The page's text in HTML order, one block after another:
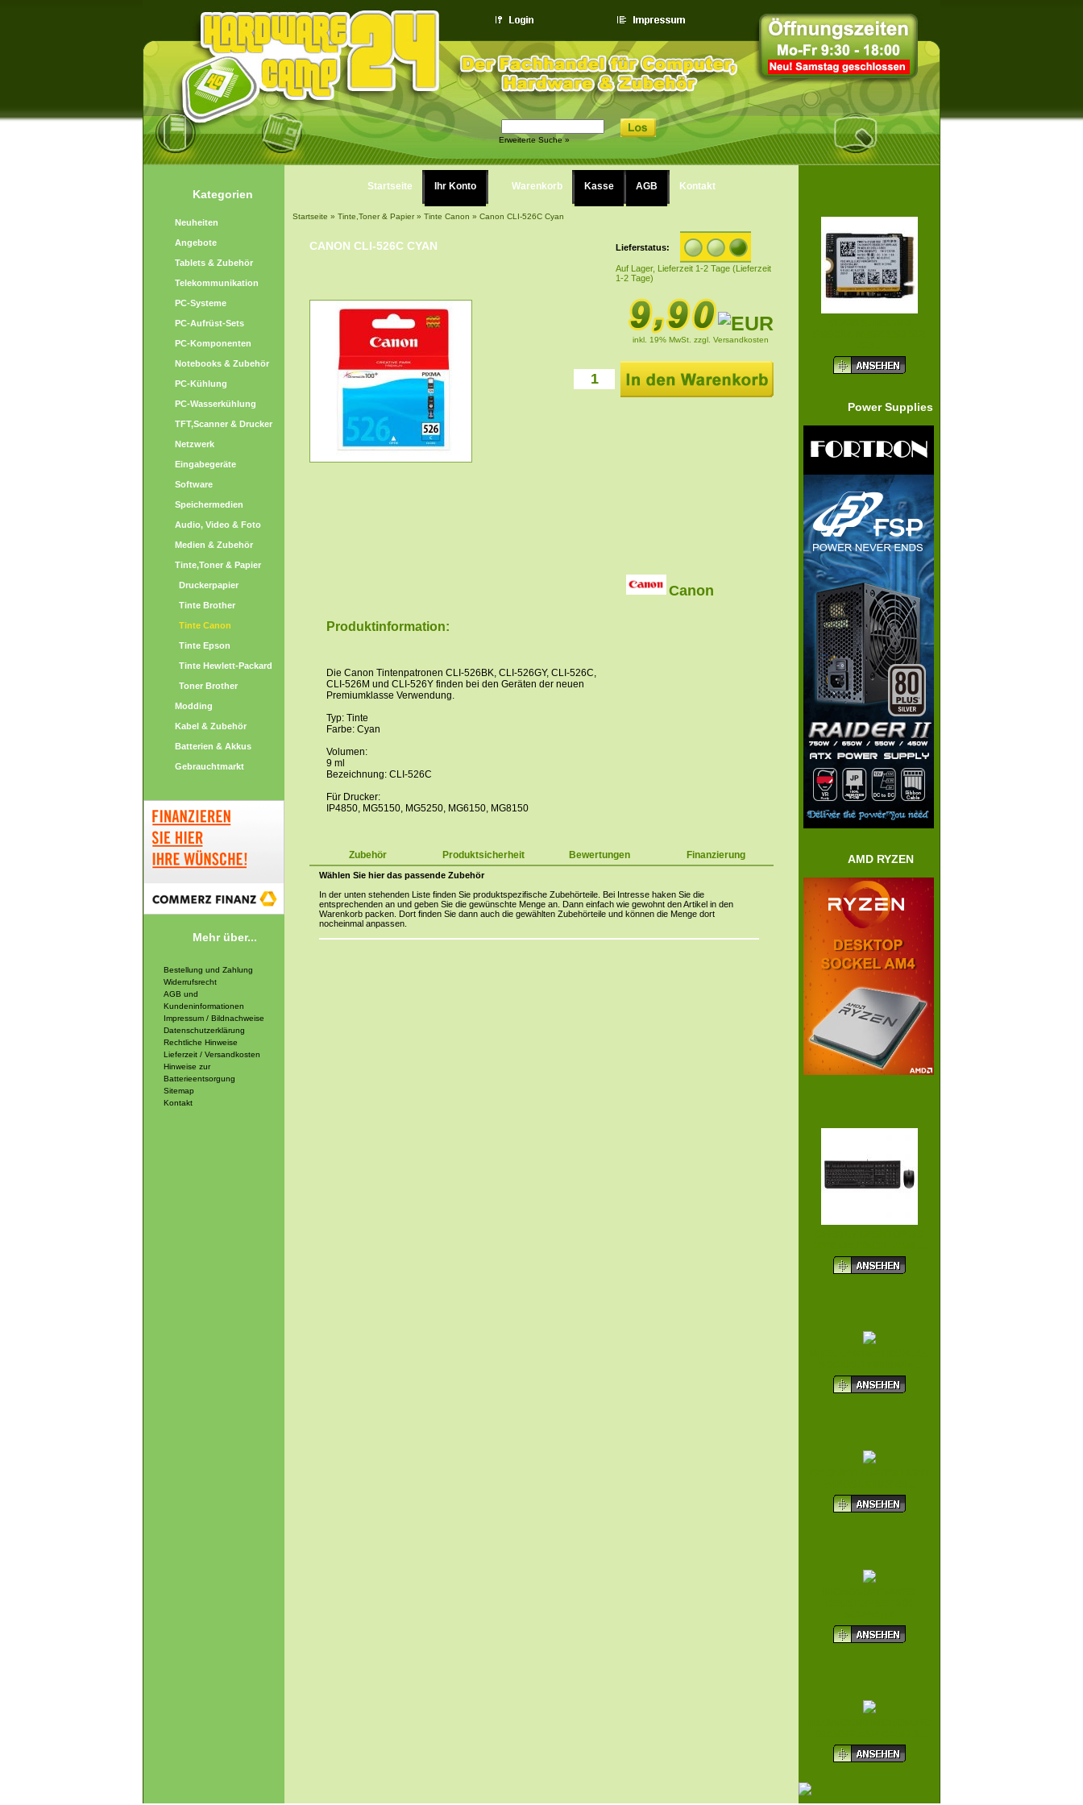
Erweiterte Suche »
Kategorien
Neuheiten
Angebote
Tablets & Zubehör
Telekommunikation
PC-Systeme
PC-Aufrüst-Sets
PC-Komponenten
Notebooks & Zubehör
PC-Kühlung
PC-Wasserkühlung
TFT,Scanner & Drucker
Netzwerk
Eingabegeräte
Software
Speichermedien
Audio, Video & Foto
Medien & Zubehör
Tinte,Toner & Papier
Druckerpapier
Tinte Brother
Tinte Canon
Tinte Epson
Tinte Hewlett-Packard
Toner Brother
Modding
Kabel & Zubehör
Batterien & Akkus
Gebrauchtmarkt
Mehr über...
Bestellung und Zahlung
Widerrufsrecht
AGB und
Kundeninformationen
Impressum / Bildnachweise
Datenschutzerklärung
Rechtliche Hinweise
Lieferzeit / Versandkosten
Hinweise zur
Batterieentsorgung
Sitemap
Kontakt
Startseite Ihr Konto Warenkorb Kasse AGB Kontakt
Startseite » Tinte,Toner & Papier» Tinte Canon » Canon CLI-526C Cyan
CANON CLI-526C CYAN Lieferstatus:
Auf Lager, Lieferzeit 1-2 Tage (Lieferzeit
1-2 Tage)
inkl. 19% MwSt. zzgl. Versandkosten
Canon
Produktinformation:
Die Canon Tintenpatronen CLI-526BK, CLI-526GY, CLI-526C,
CLI-526M und CLI-526Y finden bei den Geräten der neuen
Premiumklasse Verwendung.
Typ: Tinte
Farbe: Cyan
Volumen:
9 ml
Bezeichnung: CLI-526C
Für Drucker:
IP4850, MG5150, MG5250, MG6150, MG8150
Zubehör Produktsicherheit Bewertungen Finanzierung
Wählen Sie hier das passende Zubehör
In der unten stehenden Liste finden Sie produktspezifische Zubehörteile. Bei Intresse haken Sie die
entsprechenden an und geben Sie die gewünschte Menge an. Dann einfach wie gewohnt den Artikel in den
Warenkorb packen. Dort finden Sie dann auch die gewählten Zubehörteile und können die Menge dort
nocheinmal anpassen.
Power Supplies
AMD RYZEN